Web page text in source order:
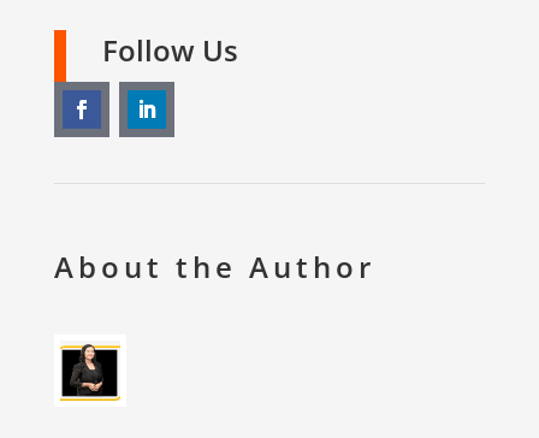
Follow Us
About the Author